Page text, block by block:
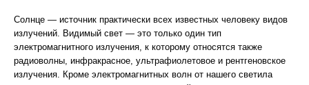
Солнце — источник практически всех известных человеку видов
излучений. Видимый свет — это только один тип
электромагнитного излучения, к которому относятся также
радиоволны, инфракрасное, ультрафиолетовое и рентгеновское
излучения. Кроме электромагнитных волн от нашего светила